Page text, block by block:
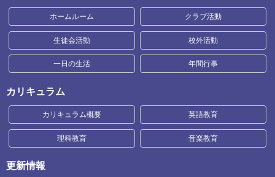
ホームルーム クラブ活動
生徒会活動 校外活動
一日の生活 年間行事
カリキュラム
カリキュラム概要 英語教育
理科教育 音楽教育
更新情報